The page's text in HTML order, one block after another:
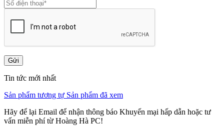
Gửi
Tin tức mới nhất
Sản phẩm tương tự Sản phẩm đã xem
Hãy để lại Email để nhận thông báo Khuyến mại hấp dẫn hoặc tư
vấn miễn phí từ Hoàng Hà PC!